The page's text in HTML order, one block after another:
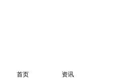
首页 资讯